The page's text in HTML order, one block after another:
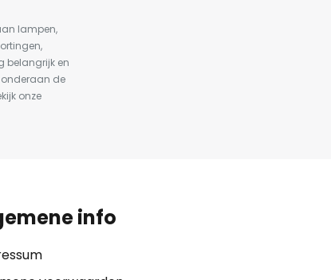
lampen,
belangrijk en
de
onze
info